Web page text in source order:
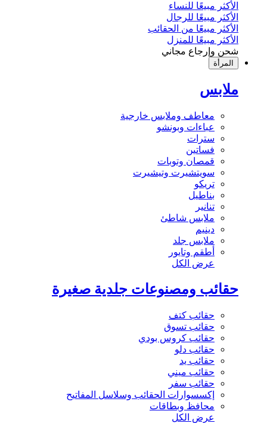
الأكثر مبيعًا للنساء
الأكثر مبيعًا للرجال
الأكثر مبيعًا من الحقائب
الأكثر مبيعًا للمنزل
شحن وإرجاع مجاني
المرأة
ملابس
معاطف وملابس خارجية
عباءات وبونشو
سترات
فساتين
قمصان وتوبات
سويتشيرت وتيشيرت
تريكو
بناطيل
تنانير
ملابس شاطئ
دينيم
ملابس جلد
أطقم وتايور
عرض الكل
حقائب ومصنوعات جلدية صغيرة
حقائب كتف
حقائب تسوق
حقائب كروس بودي
حقائب دلو
حقائب يد
حقائب ميني
حقائب سفر
إكسسوارات الحقائب وسلاسل المفاتيح
محافظ وبطاقات
عرض الكل